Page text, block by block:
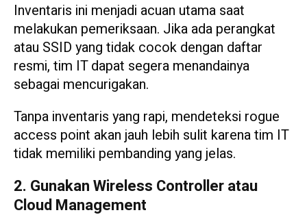
Inventaris ini menjadi acuan utama saat
melakukan pemeriksaan. Jika ada perangkat
atau SSID yang tidak cocok dengan daftar
resmi, tim IT dapat segera menandainya
sebagai mencurigakan.
Tanpa inventaris yang rapi, mendeteksi rogue
access point akan jauh lebih sulit karena tim IT
tidak memiliki pembanding yang jelas.
2. Gunakan Wireless Controller atau
Cloud Management